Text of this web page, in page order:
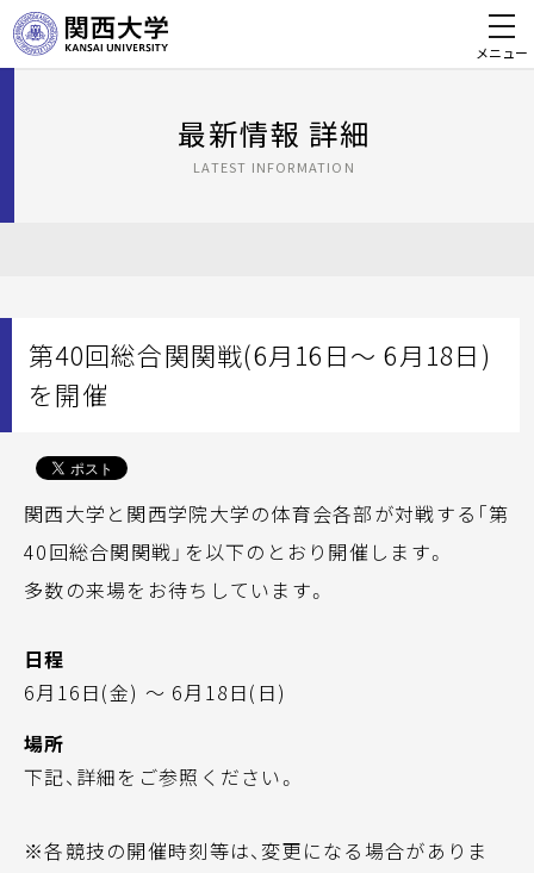
メニュー
最新情報 詳細
LATEST INFORMATION
第40回総合関関戦(6月16日～ 6月18日)
を開催
関西大学と関西学院大学の体育会各部が対戦する「第
40回総合関関戦」を以下のとおり開催します。
多数の来場をお待ちしています。
日程
6月16日(金) ～ 6月18日(日)
場所
下記、詳細をご参照ください。
※各競技の開催時刻等は、変更になる場合がありま